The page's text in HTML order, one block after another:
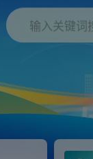
输入关键词